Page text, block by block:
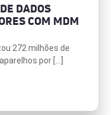
DADOS
COM MDM
272 milhões de
por […]